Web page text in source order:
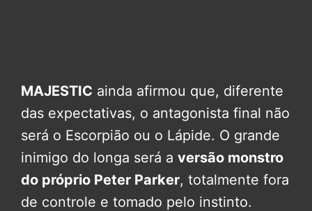
MAJESTIC ainda afirmou que, diferente
das expectativas, o antagonista final não
será o Escorpião ou o Lápide. O grande
inimigo do longa será a versão monstro
do próprio Peter Parker, totalmente fora
de controle e tomado pelo instinto.